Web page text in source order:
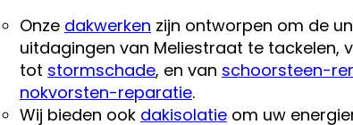
Onze dakwerken zijn ontworpen om de
uitdagingen van Meliestraat te tackelen,
tot stormschade, en van schoorsteen-
nokvorsten-reparatie.
Wij bieden ook dakisolatieom uw